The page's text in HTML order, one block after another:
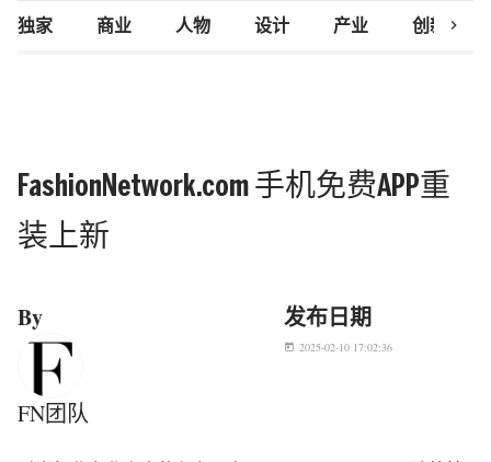
独家 商业 人物 设计 产业 创新研究
chevron_right
FashionNetwork.com 手机免费APP重
装上新
By
FN团队
发布日期
today 2025-02-10 17:02:36